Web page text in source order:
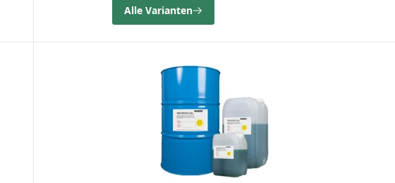
Alle Varianten